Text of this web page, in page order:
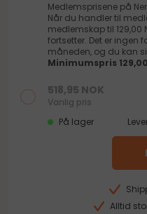
Medlemsprisene på
Når du handler til
medlemskap til
fortsetter. Det er ingen
måneden, og du kan
Minimumspris
518,95 NOK
Vanlig pris
På lager
Alltid